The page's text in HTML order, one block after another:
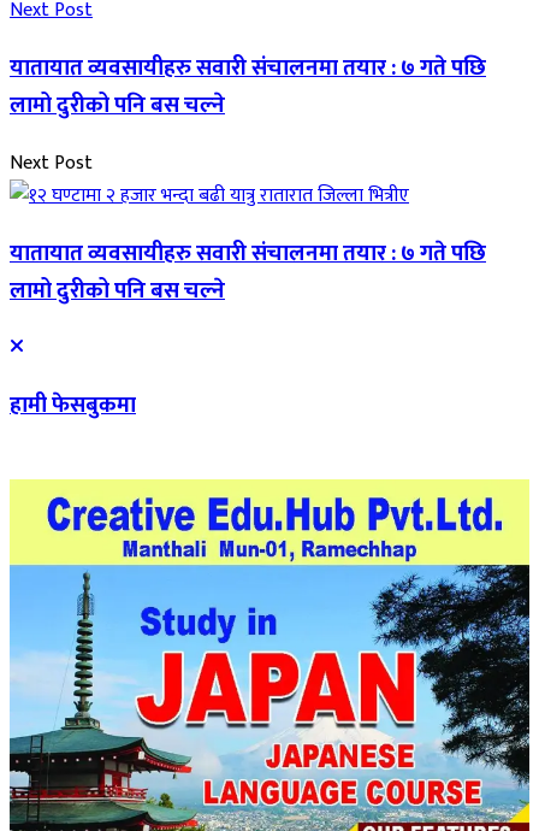
Next Post
यातायात व्यवसायीहरु सवारी संचालनमा तयार : ७ गते पछि
लामो दुरीको पनि बस चल्ने
Next Post
यातायात व्यवसायीहरु सवारी संचालनमा तयार : ७ गते पछि
लामो दुरीको पनि बस चल्ने
हामी फेसबुकमा